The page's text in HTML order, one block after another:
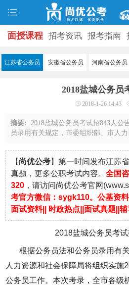
面授课程 招考资讯 报考指南
口 打准考证 成绩查询 面试公告
学员风采 名
服务信息
江苏省公务员 安徽省公务员 河南省公务员
2018盐城公务员
2018-1-26 14:43
摘要:2018盐城公务员考试招843人
员录用有关规定，市委组织部、市人
机关和参照公务员法管理单位考试录用
【 尚优公考】第一时间发布江苏
真题，更多公职考试内容。全国
320 ，请访问尚优公考官网 (
考官方微信：sygk110。公基资料|
面试资料|| 时政热点 ||面试真题 ||辅
2018盐城公务员考
根据公务员法和公务员录用有
人力资源和社会保障局将组织实施
公务员工作。本次考录，全市各级